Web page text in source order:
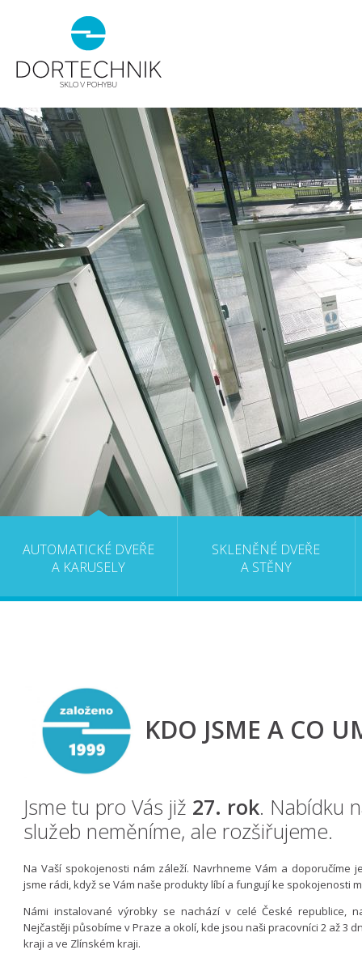
AUTOMATICKÉ DVEŘE
A KARUSELY
SKLENĚNÉ DVEŘE
A STĚNY
KDO JSME A CO
Jsme tu pro Vás již 27. rok. Nabídku
služeb neměníme, ale rozšiřujeme.
Na Vaší spokojenosti nám záleží. Navrhneme Vám a doporučíme
jsme rádi, když se Vám naše produkty líbí a fungují ke spokojenosti
Námi instalované výrobky se nachází v celé České republice,
Nejčastěji působíme v Praze a okolí, kde jsou naši pracovníci 2 až 3
kraji a ve Zlínském kraji.